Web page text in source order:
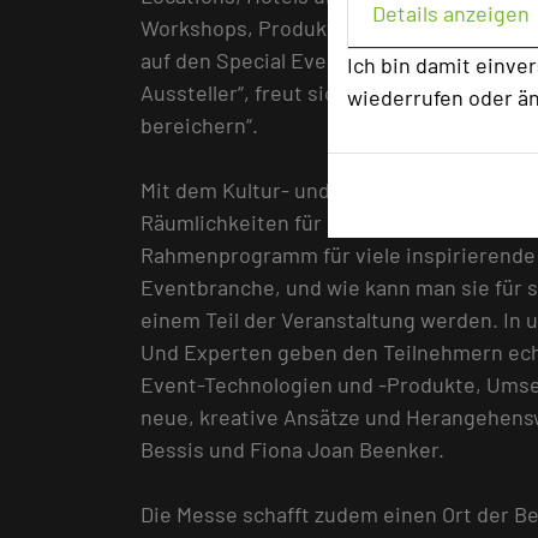
Details anzeigen
Ich bin damit
wiederrufen oder
Workshops, Produktpräsentationen,
auf den Special Event Locations. „Wir
Aussteller“, freut sich Veranstalterin
bereichern“.
Mit dem Kultur- und Kongresszentrum
Räumlichkeiten für die Umsetzung
Rahmenprogramm für viele
Eventbranche, und wie kann man sie für
einem Teil der Veranstaltung werden.
Und Experten geben den Teilnehmern
Event-Technologien und -Produkte,
neue, kreative Ansätze und
Bessis und Fiona Joan Beenker.
Die Messe schafft zudem einen Ort der